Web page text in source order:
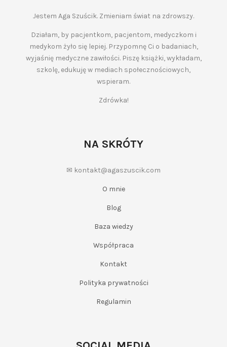
Jestem Aga Szuścik. Zmieniam świat na zdrowszy.
Działam, by pacjentkom, pacjentom, medyczkom i
medykom żyło się lepiej. Przypomnę Ci o badaniach,
wyjaśnię medyczne zawiłości. Piszę książki, wykładam,
szkolę, edukuję w mediach społecznościowych,
wspieram.
Zdrówka!
NA SKRÓTY
✉ kontakt@agaszuscik.com
O mnie
Blog
Baza wiedzy
Współpraca
Kontakt
Polityka prywatności
Regulamin